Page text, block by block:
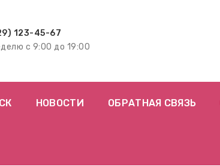
123-45-67
с 9:00 до 19:00
НОВОСТИ ОБРАТНАЯ СВЯЗЬ